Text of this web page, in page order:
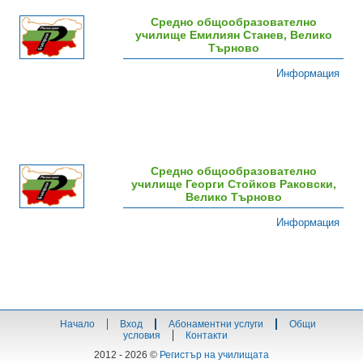
Средно общообразователно
училище Емилиян Станев, Велико
Търново
Информация
Средно общообразователно
училище Георги Стойков Раковски,
Велико Търново
Информация
Начало Вход Абонаментни услуги
Общи
условия
Контакти
2012 - 2026 © Регистър на училищата